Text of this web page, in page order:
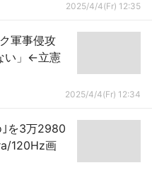
2025/4/4(Fr) 12:35
軍事侵攻
い」←立憲
2025/4/4(Fr) 12:34
を3万2980
120Hz画